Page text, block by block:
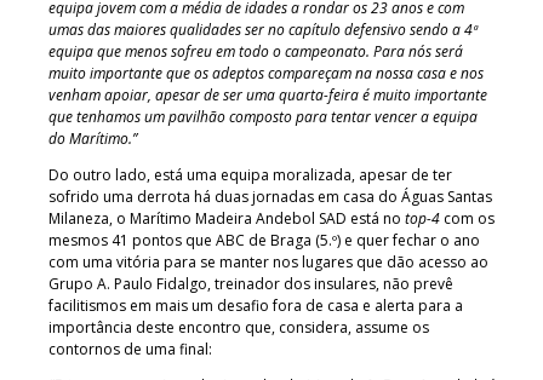
equipa jovem com a média de idades a rondar os 23 anos e com
umas das maiores qualidades ser no capítulo defensivo sendo a 4ª
equipa que menos sofreu em todo o campeonato. Para nós será
muito importante que os adeptos compareçam na nossa casa e nos
venham apoiar, apesar de ser uma quarta-feira é muito importante
que tenhamos um pavilhão composto para tentar vencer a equipa
do Marítimo.”
Do outro lado, está uma equipa moralizada, apesar de ter
sofrido uma derrota há duas jornadas em casa do Águas Santas
Milaneza, o Marítimo Madeira Andebol SAD está no top-4 com os
mesmos 41 pontos que ABC de Braga (5.º) e quer fechar o ano
com uma vitória para se manter nos lugares que dão acesso ao
Grupo A. Paulo Fidalgo, treinador dos insulares, não prevê
facilitismos em mais um desafio fora de casa e alerta para a
importância deste encontro que, considera, assume os
contornos de uma final: